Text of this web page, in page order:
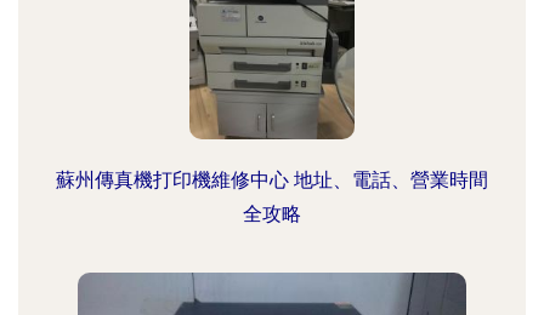
蘇州傳真機打印機維修中心 地址、電話、營業時間
全攻略